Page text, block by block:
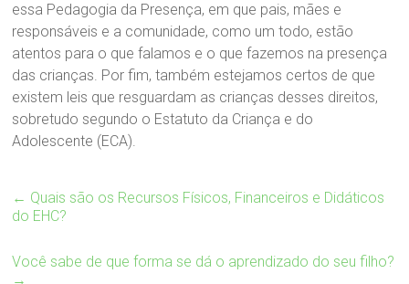
essa Pedagogia da Presença, em que pais, mães e
responsáveis e a comunidade, como um todo, estão
atentos para o que falamos e o que fazemos na presença
das crianças. Por fim, também estejamos certos de que
existem leis que resguardam as crianças desses direitos,
sobretudo segundo o Estatuto da Criança e do
Adolescente (ECA).
← Quais são os Recursos Físicos, Financeiros e Didáticos
do EHC?
Você sabe de que forma se dá o aprendizado do seu filho?
→